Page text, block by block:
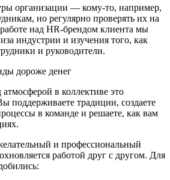
организации — кому-то, например,
но регулярно проверять их на
над HR-брендом клиента мы
индустрии и изучения того, как
и руководители.
в коллективе это
поддерживаете традиции, создаете
в команде и решаете, как вам
и профессиональный
работой друг с другом. Для